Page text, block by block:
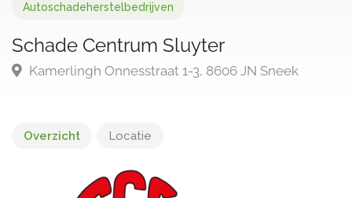
Autoschadeherstelbedrijven
Schade Centrum Sluyter
Kamerlingh Onnesstraat 1-3, 8606 JN Sneek
Overzicht Locatie